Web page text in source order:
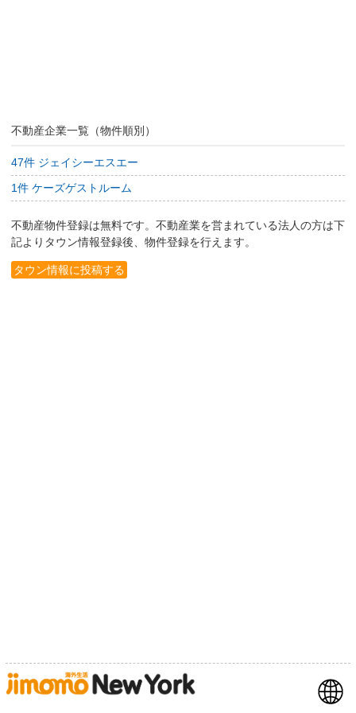
不動産企業一覧（物件順別）
47件 ジェイシーエスエー
1件 ケーズゲストルーム
不動産物件登録は無料です。不動産業を営まれている法人の方は下
記よりタウン情報登録後、物件登録を行えます。
タウン情報に投稿する